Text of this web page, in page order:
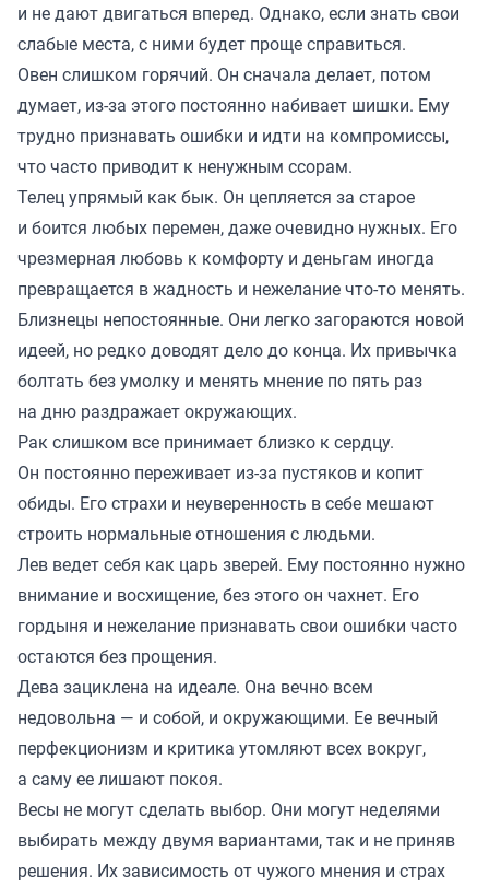
и не дают двигаться вперед. Однако, если знать свои
слабые места, с ними будет проще справиться.
Овен слишком горячий. Он сначала делает, потом
думает, из-за этого постоянно набивает шишки. Ему
трудно признавать ошибки и идти на компромиссы,
что часто приводит к ненужным ссорам.
Телец упрямый как бык. Он цепляется за старое
и боится любых перемен, даже очевидно нужных. Его
чрезмерная любовь к комфорту и деньгам иногда
превращается в жадность и нежелание что-то менять.
Близнецы непостоянные. Они легко загораются новой
идеей, но редко доводят дело до конца. Их привычка
болтать без умолку и менять мнение по пять раз
на дню раздражает окружающих.
Рак слишком все принимает близко к сердцу.
Он постоянно переживает из-за пустяков и копит
обиды. Его страхи и неуверенность в себе мешают
строить нормальные отношения с людьми.
Лев ведет себя как царь зверей. Ему постоянно нужно
внимание и восхищение, без этого он чахнет. Его
гордыня и нежелание признавать свои ошибки часто
остаются без прощения.
Дева зациклена на идеале. Она вечно всем
недовольна — и собой, и окружающими. Ее вечный
перфекционизм и критика утомляют всех вокруг,
а саму ее лишают покоя.
Весы не могут сделать выбор. Они могут неделями
выбирать между двумя вариантами, так и не приняв
решения. Их зависимость от чужого мнения и страх